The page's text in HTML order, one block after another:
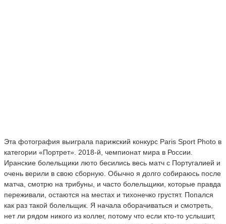
Эта фотография выиграла парижский конкурс Paris Sport Photo в
категории «Портрет». 2018-й, чемпионат мира в России.
Иранские болельщики люто бесились весь матч с Португалией и
очень верили в свою сборную. Обычно я долго собираюсь после
матча, смотрю на трибуны, и часто болельщики, которые правда
переживали, остаются на местах и тихонечко грустят. Попался
как раз такой болельщик. Я начала оборачиваться и смотреть,
нет ли рядом никого из коллег, потому что если кто-то услышит,